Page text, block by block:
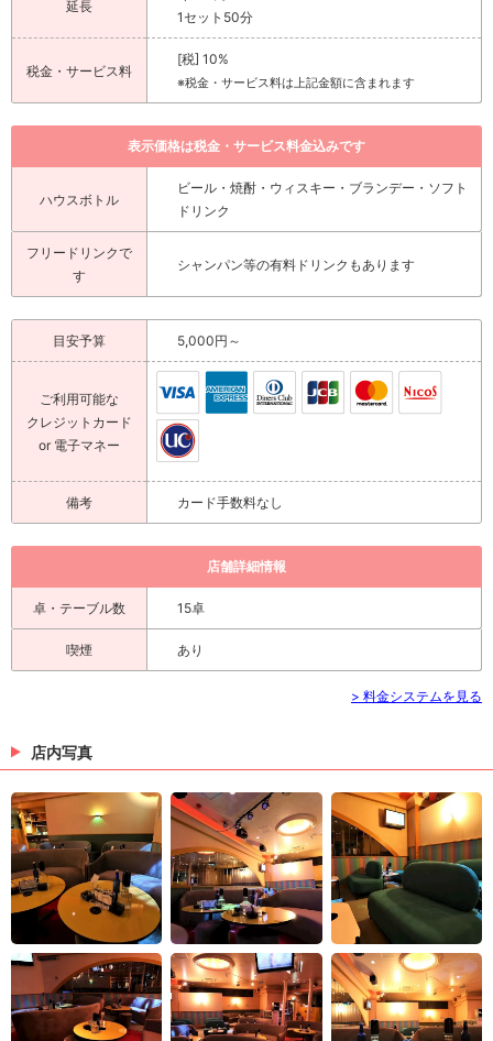
延長
1セット50分
税金・サービス料
[税] 10%
※税金・サービス料は上記金額に含まれます
表示価格は税金・サービス料金込みです
ハウスボトル
ビール・焼酎・ウィスキー・ブランデー・ソフト
ドリンク
フリードリンクで
す
シャンパン等の有料ドリンクもあります
目安予算 5,000円～
ご利用可能な
クレジットカード
or 電子マネー
備考 カード手数料なし
店舗詳細情報
卓・テーブル数 15卓
喫煙 あり
> 料金システムを見る
店内写真